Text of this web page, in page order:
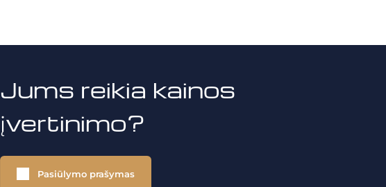
Jums reikia kainos
įvertinimo?
Pasiūlymo prašymas